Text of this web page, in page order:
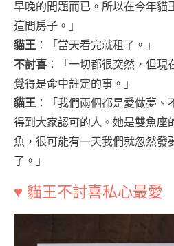
早晚的問題而已。所以在今年貓
這間房子。」
貓王 ：「當天看完就租了。」
不討喜 ：「一切都很突然，但
覺得是命中註定的事。」
貓王 ：「我們兩個都是愛做夢
得到大家認可的人。她是雙魚座
魚，很可能有一天我們就忽然發
了。」
♥ 貓王不討喜私心最愛